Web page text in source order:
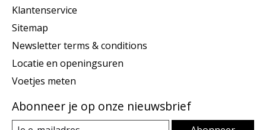
Klantenservice
Sitemap
Newsletter terms & conditions
Locatie en openingsuren
Voetjes meten
Abonneer je op onze nieuwsbrief